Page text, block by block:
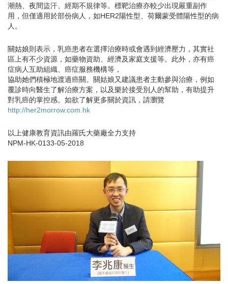
潮熱、夜間盜汗、經期不規律等。標靶治療亦較少出現嚴重副作
用，但僅適用於部份病人，如HER2陽性型、荷爾蒙受體陽性型的病
人。
關姑娘則表示，乳癌患者在選擇治療時或會遇到經濟壓力，其實社
區上有不少資源，如藥物資助、經濟及家庭支援等。此外，亦有癌
症病人互助組織、癌症服務機構等，
協助她們積極地渡過癌關。關姑娘又建議患者主動參與治療，例如
覆診時向醫生了解治療方案，以及樂於接受別人的幫助，有助提升
對乳癌的掌控感。如欲了解更多關於資訊，請瀏覽
http://her2morrow.com.hk
以上健康教育資訊由羅氏大藥廠全力支持
NPM-HK-0133-05-2018